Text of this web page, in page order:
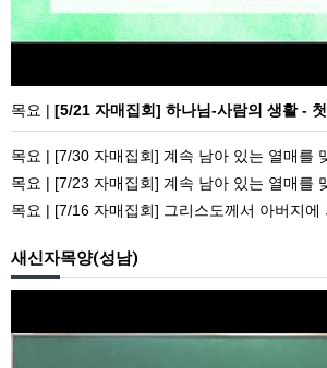
의
생
-
첫
번
째
하
님-
사
목요 | [5/21 자매집회] 하나님-사람의 생활 - 첫 번째 하나님-사람의
목요 | [7/30 자매집회] 계속 남아 있는 열매를 맺는 훈련과 실행 ― 교회
목요 | [7/23 자매집회] 계속 남아 있는 열매를 맺는 훈련과 실행 ― 새 길
목요 | [7/16 자매집회] 그리스도께서 아버지에 의해 신성한 영광으로 영광스럽게 되신 결과 ― 아버지의 집과
새신자목양(성남)